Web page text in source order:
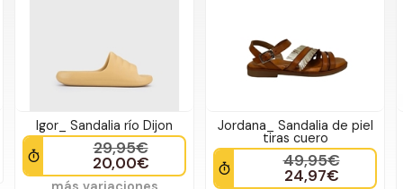
Jordana_ Sandalia de piel
tiras cuero
49,95€
24,97€
Mtng-Mustang_ Sandalia
plana tipo pala marrón
39,95€
19,97€